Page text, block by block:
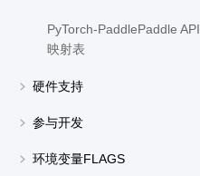
PyTorch-PaddlePaddle API
映射表
硬件支持
参与开发
环境变量FLAGS